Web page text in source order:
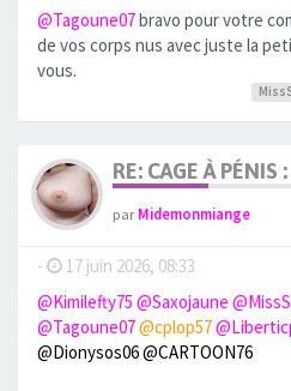
@Tagoune07bravo pour votre
de vos corps nus avec juste la
vous.
RE: CAGE À
parMidemonmiange
- 17 juin 2026, 08:33
@Kimilefty75 @Saxojaune
@Tagoune07@cplop57
@Dionysos06@CARTOON76